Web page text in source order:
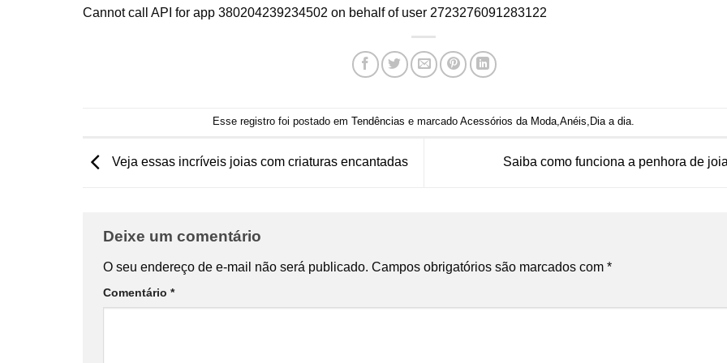
Cannot call API for app 380204239234502 on behalf of user 2723276091283122
Esse registro foi postado em Tendências e marcado Acessórios da Moda,Anéis, Dia a dia.
Veja essas incríveis joias com criaturas encantadas Saiba como funciona a penhora de
Deixe um comentário
O seu endereço de e-mail não será publicado. Campos obrigatórios são marcados com *
Comentário *